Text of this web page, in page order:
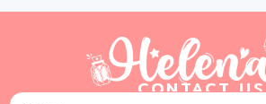
CONTACT US